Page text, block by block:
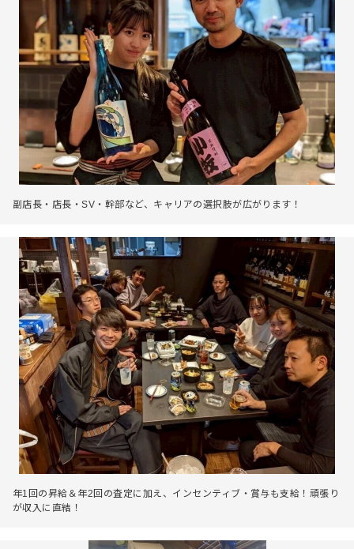
副店長・店長・SV・幹部など、キャリアの選択肢が広がります！
年1回の昇給＆年2回の査定に加え、インセンティブ・賞与も支給！頑張り
が収入に直結！